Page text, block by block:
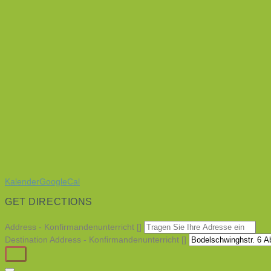
KalenderGoogleCal
GET DIRECTIONS
Address - Konfirmandenunterricht []
Destination Address - Konfirmandenunterricht []